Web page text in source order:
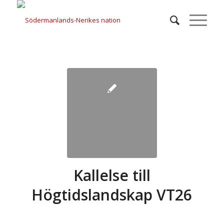
Kallelse till
Högtidslandskap VT26